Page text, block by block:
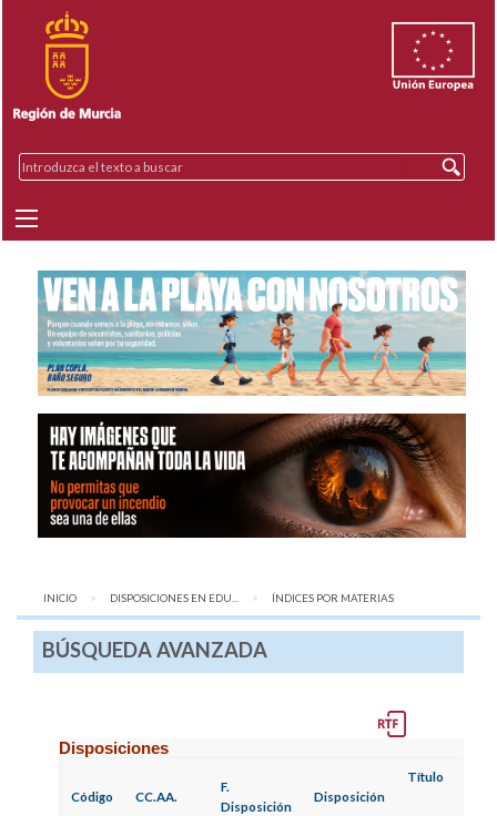
INICIO DISPOSICIONES EN EDU... AQUÍ:
ÍNDICES POR MATERIAS
BÚSQUEDA AVANZADA
Disposiciones
Código CC.AA.
F.
Disposición
Disposición
Título